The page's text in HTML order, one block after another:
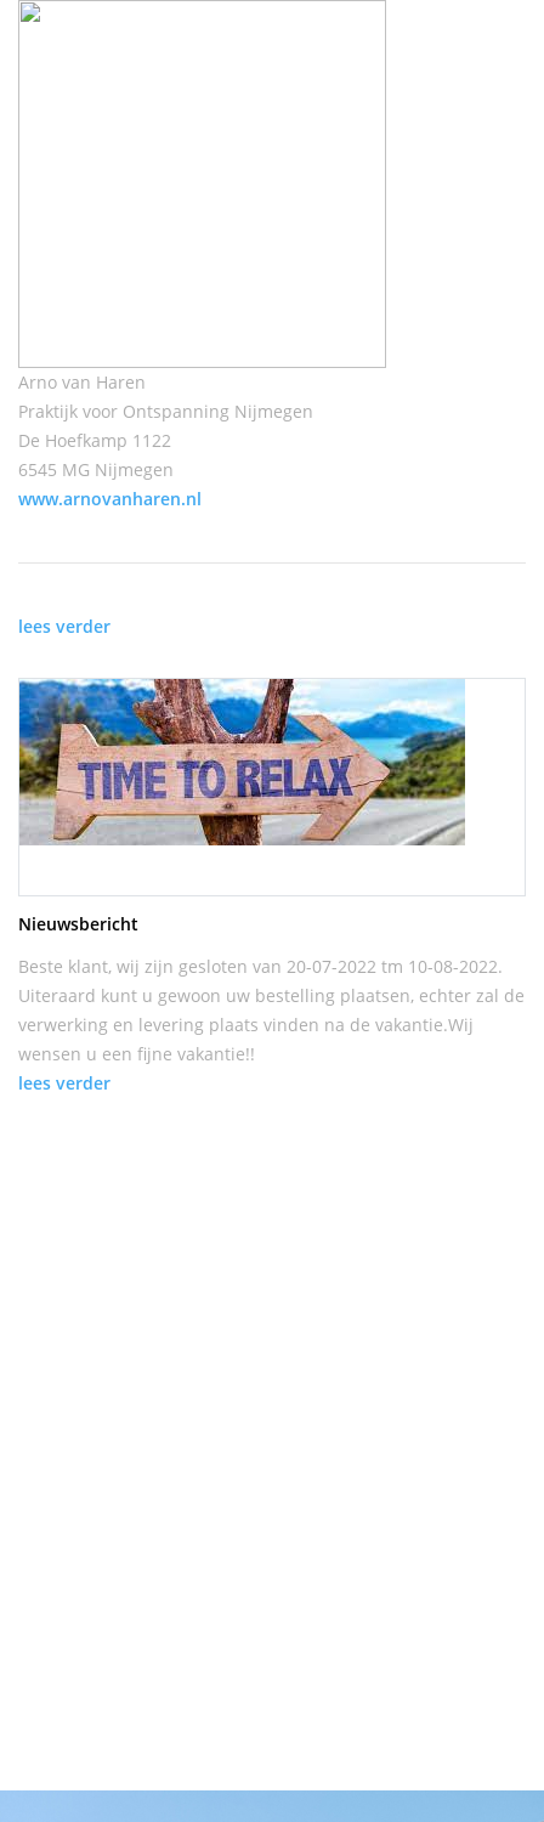
Arno van Haren
Praktijk voor Ontspanning Nijmegen
De Hoefkamp 1122
6545 MG Nijmegen
www.arnovanharen.nl
lees verder
Nieuwsbericht
Beste klant, wij zijn gesloten van 20-07-2022 tm 10-08-2022.
Uiteraard kunt u gewoon uw bestelling plaatsen, echter zal de
verwerking en levering plaats vinden na de vakantie.Wij
wensen u een fijne vakantie!!
lees verder